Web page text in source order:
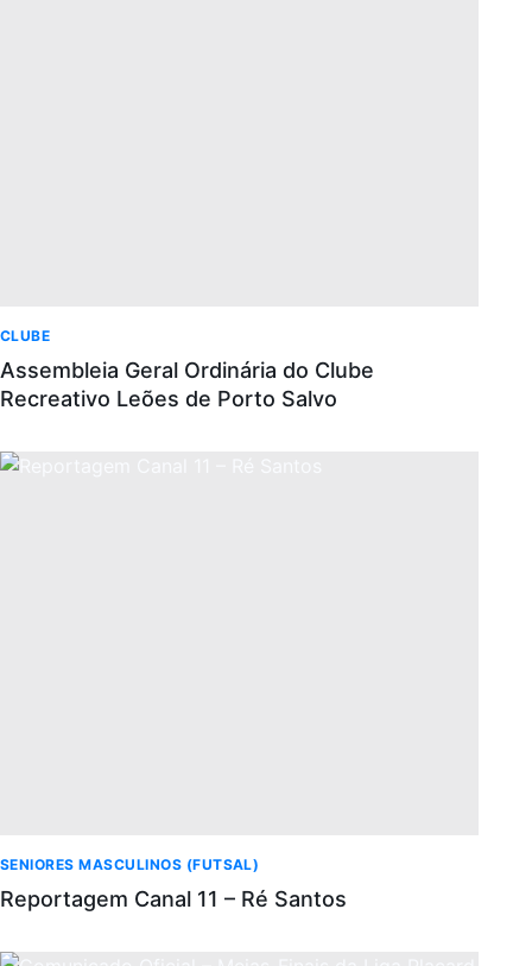
CLUBE
Assembleia Geral Ordinária do Clube
Recreativo Leões de Porto Salvo
SENIORES MASCULINOS (FUTSAL)
Reportagem Canal 11 – Ré Santos